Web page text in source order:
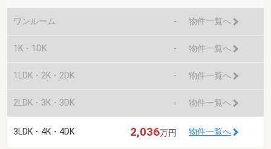
ワンルーム - 物件一覧へ
1K・1DK - 物件一覧へ
1LDK・2K・2DK - 物件一覧へ
2LDK・3K・3DK - 物件一覧へ
3LDK・4K・4DK 2,036万円 物件一覧へ